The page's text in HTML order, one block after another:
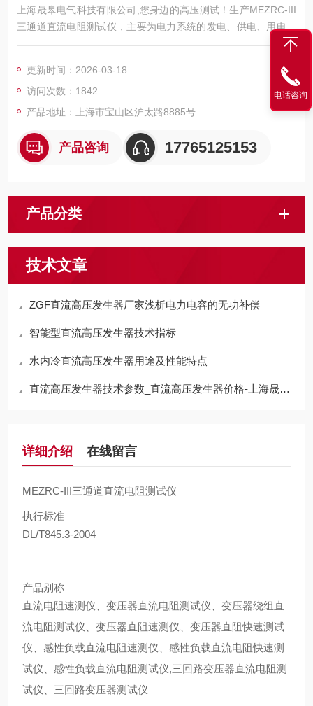
上海晟皋电气科技有限公司,您身边的高压测试！生产MEZRC-III
三通道直流电阻测试仪，主要为电力系统的发电、供电、用电部
门，科研机构与电力设备相关的生产企业，提供的高压试验设备
更新时间：2026-03-18
访问次数：1842
产品地址：上海市宝山区沪太路8885号
产品咨询 17765125153
产品分类
技术文章
ZGF直流高压发生器厂家浅析电力电容的无功补偿
智能型直流高压发生器技术指标
水内冷直流高压发生器用途及性能特点
直流高压发生器技术参数_直流高压发生器价格-上海晟皋电气
详细介绍 在线留言
MEZRC-III三通道直流电阻测试仪
执行标准
DL/T845.3-2004
产品别称
直流电阻速测仪、变压器直流电阻测试仪、变压器绕组直
流电阻测试仪、变压器直阻速测仪、变压器直阻快速测试
仪、感性负载直流电阻速测仪、感性负载直流电阻快速测
试仪、感性负载直流电阻测试仪,三回路变压器直流电阻测
试仪、三回路变压器测试仪
电话咨询